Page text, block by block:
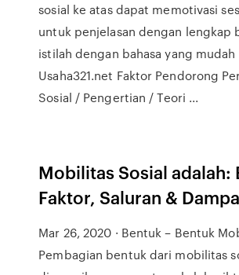
sosial ke atas dapat memotivasi
untuk penjelasan dengan lengkap
istilah dengan bahasa yang
Usaha321.net Faktor Pendorong
Sosial / Pengertian / Teori ...
Mobilitas Sosial adalah:
Faktor, Saluran &
Mar 26, 2020 · Bentuk – Bentuk
Pembagian bentuk dari mobilitas